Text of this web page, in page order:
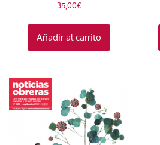
35,00€
Añadir al carrito